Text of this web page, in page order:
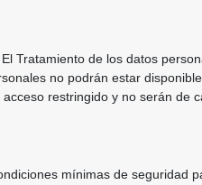
El Tratamiento de los datos
no podrán estar
restringido y no serán de
mínimas de seguridad